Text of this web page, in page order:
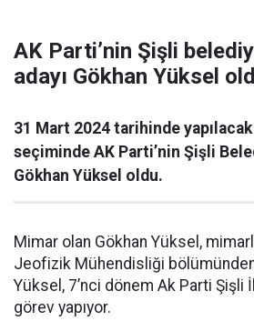
AK Parti’nin Şişli
adayı Gökhan Yüksel
31 Mart 2024 tarihinde
seçiminde AK Parti’nin Şişli
Gökhan Yüksel oldu.
Mimar olan Gökhan Yüksel,
Jeofizik Mühendisliği
Yüksel, 7’nci dönem Ak Parti Şişli
görev yapıyor.